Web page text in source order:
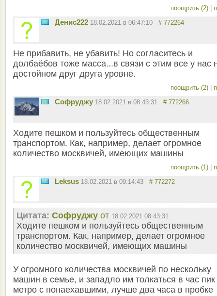
поощрить (2)
Денис222 18.02.2021 в 06:47:10 # 772264
Не прибавить, не убавить! Но согласитесь и
долбаёбов тоже масса...в связи с этим все у нас
достойном друг друга уровне.
поощрить (2)
Софруджу 18.02.2021 в 08:43:31 # 772266
Ходите пешком и пользуйтесь общественным
транспортом. Как, например, делает огромное
количество москвичей, имеющих машины
поощрить (1)
Leksus 18.02.2021 в 09:14:43 # 772272
Цитата: Софруджу от 18.02.2021 08:43:31
Ходите пешком и пользуйтесь общественным
транспортом. Как, например, делает огромное
количество москвичей, имеющих машины
У огромного количества москвичей по нескольку
машин в семье, и западло им толкаться в час пик
метро с понаехавшими, лучше два часа в пробке